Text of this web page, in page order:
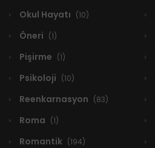
Okul Hayatı (10)
Öneri (1)
Pişirme (1)
Psikoloji (10)
Reenkarnasyon (83)
Roma (1)
Romantik (194)